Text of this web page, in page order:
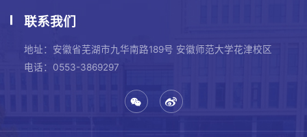
联系我们
地址：安徽省芜湖市九华南路189号 安徽师范大学花津校区
电话：0553-3869297